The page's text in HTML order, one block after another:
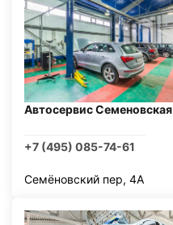
Автосервис Семеновская
+7 (495) 085-74-61
Семёновский пер, 4А